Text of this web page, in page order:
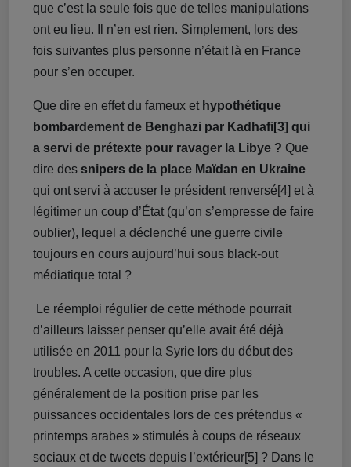
que c’est la seule fois que de telles manipulations
ont eu lieu. Il n’en est rien. Simplement, lors des
fois suivantes plus personne n’était là en France
pour s’en occuper.
Que dire en effet du fameux et hypothétique
bombardement de Benghazi par Kadhafi[3] qui
a servi de prétexte pour ravager la Libye ? Que
dire des snipers de la place Maïdan en Ukraine
qui ont servi à accuser le président renversé[4] et à
légitimer un coup d’État (qu’on s’empresse de faire
oublier), lequel a déclenché une guerre civile
toujours en cours aujourd’hui sous black-out
médiatique total ?
Le réemploi régulier de cette méthode pourrait
d’ailleurs laisser penser qu’elle avait été déjà
utilisée en 2011 pour la Syrie lors du début des
troubles. A cette occasion, que dire plus
généralement de la position prise par les
puissances occidentales lors de ces prétendus «
printemps arabes » stimulés à coups de réseaux
sociaux et de tweets depuis l’extérieur[5] ? Dans le